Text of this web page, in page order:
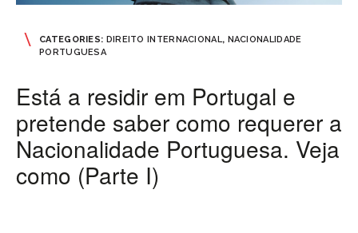
CATEGORIES: DIREITO INTERNACIONAL, NACIONALIDADE
PORTUGUESA
Está a residir em Portugal e
pretende saber como requerer a
Nacionalidade Portuguesa. Veja
como (Parte I)